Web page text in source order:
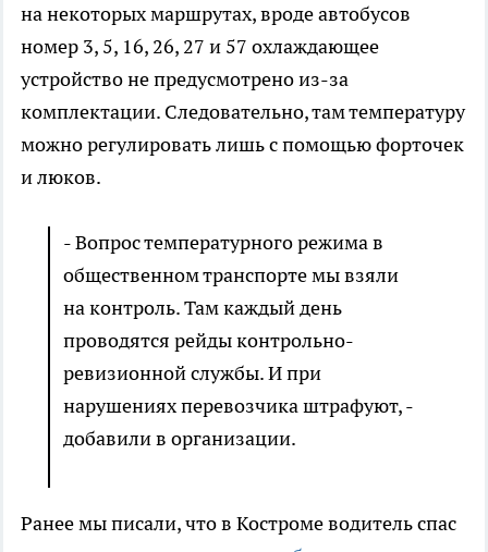
на некоторых маршрутах, вроде автобусов
номер 3, 5, 16, 26, 27 и 57 охлаждающее
устройство не предусмотрено из-за
комплектации. Следовательно, там температуру
можно регулировать лишь с помощью форточек
и люков.
- Вопрос температурного режима в
общественном транспорте мы взяли
на контроль. Там каждый день
проводятся рейды контрольно-
ревизионной службы. И при
нарушениях перевозчика штрафуют, -
добавили в организации.
Ранее мы писали, что в Костроме водитель спас